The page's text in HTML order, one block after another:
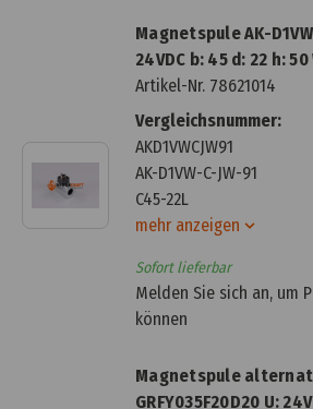
Magnetspule AK-
24VDC b: 45 d: 22 h:
Artikel-Nr. 78621014
Vergleichsnummer:
AKD1VWCJW91
AK-D1VW-C-JW-91
C45-22L
mehr anzeigen
Sofort lieferbar
Melden Sie sich an, um
können
Magnetspule
GRFY035F20D20 U: